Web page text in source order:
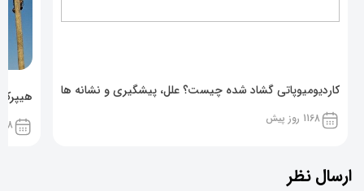
کاردیومیوپاتی گشاد شده چیست؟ علل، پیشگیری و نشانه ها
1168 روز پیش 1168
ارسال نظر